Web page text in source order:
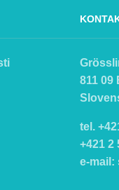
811 09
tel.
+421 2
e-mail: